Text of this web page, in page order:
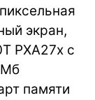
экран,
PXA27x с
Мб
памяти